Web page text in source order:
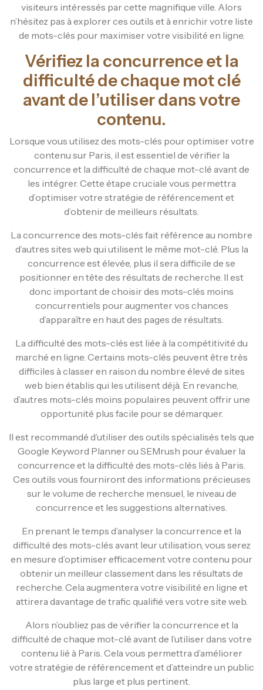
visiteurs intéressés par cette magnifique ville. Alors
n’hésitez pas à explorer ces outils et à enrichir votre liste
de mots-clés pour maximiser votre visibilité en ligne.
Vérifiez la concurrence et la
difficulté de chaque mot clé
avant de l’utiliser dans votre
contenu.
Lorsque vous utilisez des mots-clés pour optimiser votre
contenu sur Paris, il est essentiel de vérifier la
concurrence et la difficulté de chaque mot-clé avant de
les intégrer. Cette étape cruciale vous permettra
d’optimiser votre stratégie de référencement et
d’obtenir de meilleurs résultats.
La concurrence des mots-clés fait référence au nombre
d’autres sites web qui utilisent le même mot-clé. Plus la
concurrence est élevée, plus il sera difficile de se
positionner en tête des résultats de recherche. Il est
donc important de choisir des mots-clés moins
concurrentiels pour augmenter vos chances
d’apparaître en haut des pages de résultats.
La difficulté des mots-clés est liée à la compétitivité du
marché en ligne. Certains mots-clés peuvent être très
difficiles à classer en raison du nombre élevé de sites
web bien établis qui les utilisent déjà. En revanche,
d’autres mots-clés moins populaires peuvent offrir une
opportunité plus facile pour se démarquer.
Il est recommandé d’utiliser des outils spécialisés tels que
Google Keyword Planner ou SEMrush pour évaluer la
concurrence et la difficulté des mots-clés liés à Paris.
Ces outils vous fourniront des informations précieuses
sur le volume de recherche mensuel, le niveau de
concurrence et les suggestions alternatives.
En prenant le temps d’analyser la concurrence et la
difficulté des mots-clés avant leur utilisation, vous serez
en mesure d’optimiser efficacement votre contenu pour
obtenir un meilleur classement dans les résultats de
recherche. Cela augmentera votre visibilité en ligne et
attirera davantage de trafic qualifié vers votre site web.
Alors n’oubliez pas de vérifier la concurrence et la
difficulté de chaque mot-clé avant de l’utiliser dans votre
contenu lié à Paris. Cela vous permettra d’améliorer
votre stratégie de référencement et d’atteindre un public
plus large et plus pertinent.